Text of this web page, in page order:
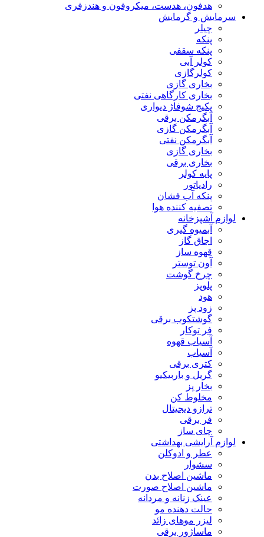
هدفون، هدست، میکروفون و هندزفری
سرمایش و گرمایش
چیلر
پنکه
پنکه سقفی
کولر آبی
کولرگازی
بخاری گازی
بخاری کارگاهی نفتی
پکیج شوفاژ دیواری
آبگرمکن برقی
آبگرمکن گازی
آبگرمکن نفتی
بخاری گازی
بخاری برقی
پایه کولر
رادیاتور
پنکه آب فشان
تصفیه کننده هوا
لوازم آشپزخانه
آبمیوه گیری
اجاق گاز
قهوه ساز
آون توستر
چرخ گوشت
پلوپز
هود
زود پز
گوشتکوب برقی
فر توکار
آسیاب قهوه
آسیاب
کتری برقی
گریل و باربیکیو
بخار پز
مخلوط کن
ترازو دیجیتال
فر برقی
چای ساز
لوازم آرایشی بهداشتی
عطر و ادوکلن
سشوار
ماشین اصلاح بدن
ماشین اصلاح صورت
عینک زنانه و مردانه
حالت دهنده مو
لیزر موهای زائد
ماساژور برقی